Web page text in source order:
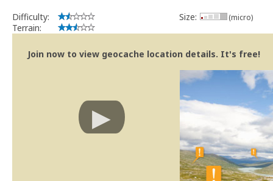
Difficulty:
Terrain:
Size: (micro)
Join now to view geocache location details. It's free!